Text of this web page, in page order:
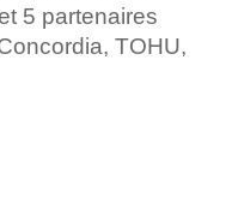
5 partenaires
TOHU,